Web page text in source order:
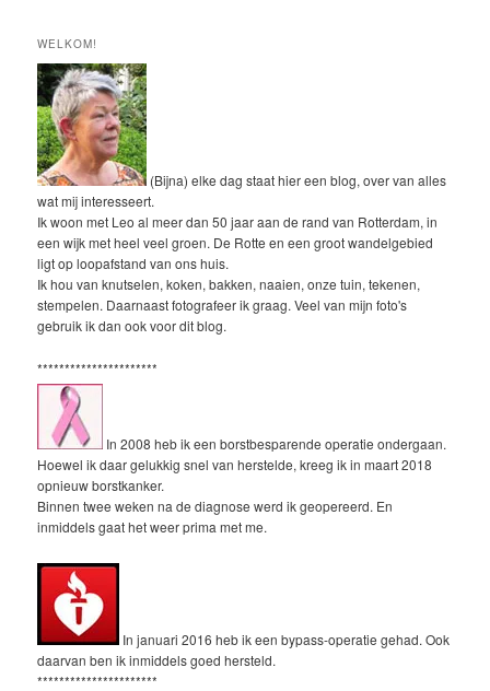
WELKOM!
(Bijna) elke dag staat hier een blog, over van alles
wat mij interesseert.
Ik woon met Leo al meer dan 50 jaar aan de rand van Rotterdam, in
een wijk met heel veel groen. De Rotte en een groot wandelgebied
ligt op loopafstand van ons huis.
Ik hou van knutselen, koken, bakken, naaien, onze tuin, tekenen,
stempelen. Daarnaast fotografeer ik graag. Veel van mijn foto's
gebruik ik dan ook voor dit blog.
**********************
In 2008 heb ik een borstbesparende operatie ondergaan.
Hoewel ik daar gelukkig snel van herstelde, kreeg ik in maart 2018
opnieuw borstkanker.
Binnen twee weken na de diagnose werd ik geopereerd. En
inmiddels gaat het weer prima met me.
In januari 2016 heb ik een bypass-operatie gehad. Ook
daarvan ben ik inmiddels goed hersteld.
**********************